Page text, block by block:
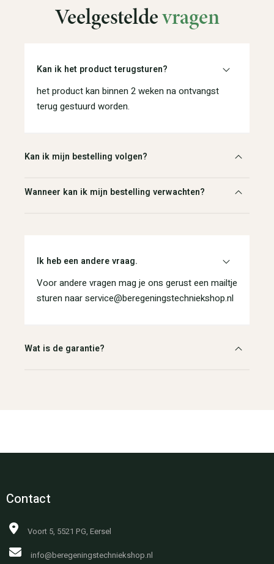
Veelgesteldevragen
Kan ik het product terugsturen?
het product kan binnen 2 weken na ontvangst
terug gestuurd worden.
Kan ik mijn bestelling volgen?
Wanneer kan ik mijn bestelling verwachten?
Ik heb een andere vraag.
Voor andere vragen mag je ons gerust een mailtje
sturen naar service@beregeningstechniekshop.nl
Wat is de garantie?
Contact
Voort 5, 5521 PG, Eersel
info@beregeningstechniekshop.nl